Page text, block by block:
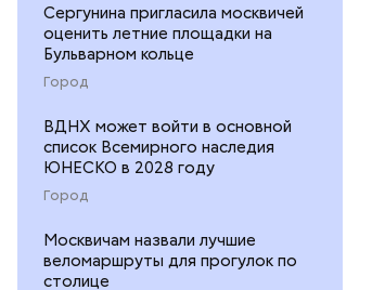
Сергунина пригласила москвичей
оценить летние площадки на
Бульварном кольце
Город
ВДНХ может войти в основной
список Всемирного наследия
ЮНЕСКО в 2028 году
Город
Москвичам назвали лучшие
веломаршруты для прогулок по
столице